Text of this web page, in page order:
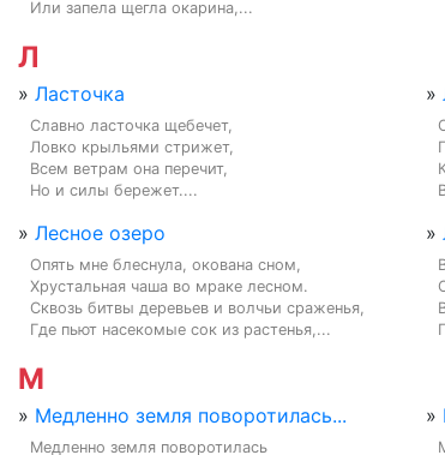
Или запела щегла окарина,...
Л
» Ласточка
Славно ласточка щебечет,
Ловко крыльями стрижет,
Всем ветрам она перечит,
Но и силы бережет....
»
» Лесное озеро
Опять мне блеснула, окована сном,
Хрустальная чаша во мраке лесном.
Сквозь битвы деревьев и волчьи сраженья,
Где пьют насекомые сок из растенья,...
»
М
» Медленно земля поворотилась...
Медленно земля поворотилась
»